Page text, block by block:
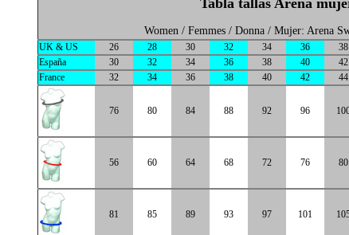
Tabla tallas Arena
Women / Femmes / Donna / Mujer: Arena
UK & US 26 28 30 32 34 36 38
España
30 32 34 36 38 40 42
France
32 34 36 38 40 42 44
76 80 84 88 92 96
56 60 64 68 72 76 80
81 85 89 93 97 101